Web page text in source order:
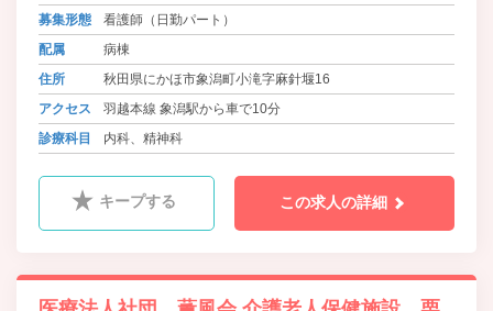
めます。 (３)全職員は、守秘義務を
募集形態
看護師（日勤パート）
配属
病棟
住所
秋田県にかほ市象潟町小滝字麻針堰16
アクセス
羽越本線 象潟駅から車で10分
診療科目
内科、精神科
キープする この求人の詳細